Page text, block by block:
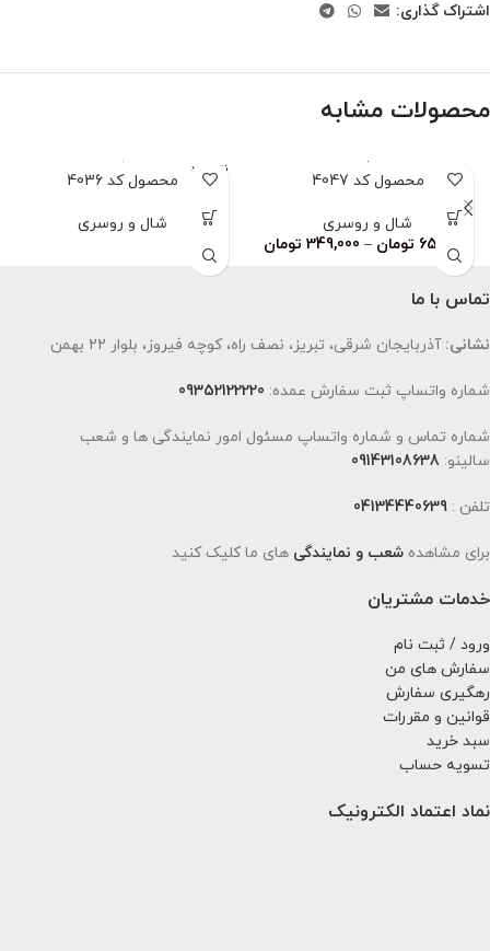
اشتراک گذاری:
محصولات مشابه
محصول کد 4047
شال و روسری
659,000 تومان –
349,000 تومان
ناموجود
محصول کد 4036
شال و روسری
تماس با ما
نشانی: آذربایجان شرقی، تبریز، نصف راه، کوچه فیروز، بلوار 22 بهمن
شماره واتساپ ثبت سفارش عمده: 09352122220
شماره تماس و شماره واتساپ مسئول امور نمایندگی ها و شعب
سالینو: 09143108638
تلفن : 04134440639
برای مشاهده شعب و نمایندگی های ما کلیک کنید
خدمات مشتریان
ورود / ثبت نام
سفارش های من
رهگیری سفارش
قوانین و مقررات
سبد خرید
تسویه حساب
نماد اعتماد الکترونیک